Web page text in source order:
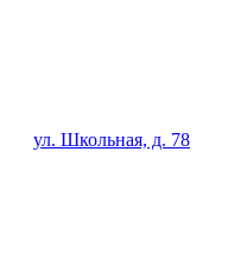
ул. Школьная, д. 78